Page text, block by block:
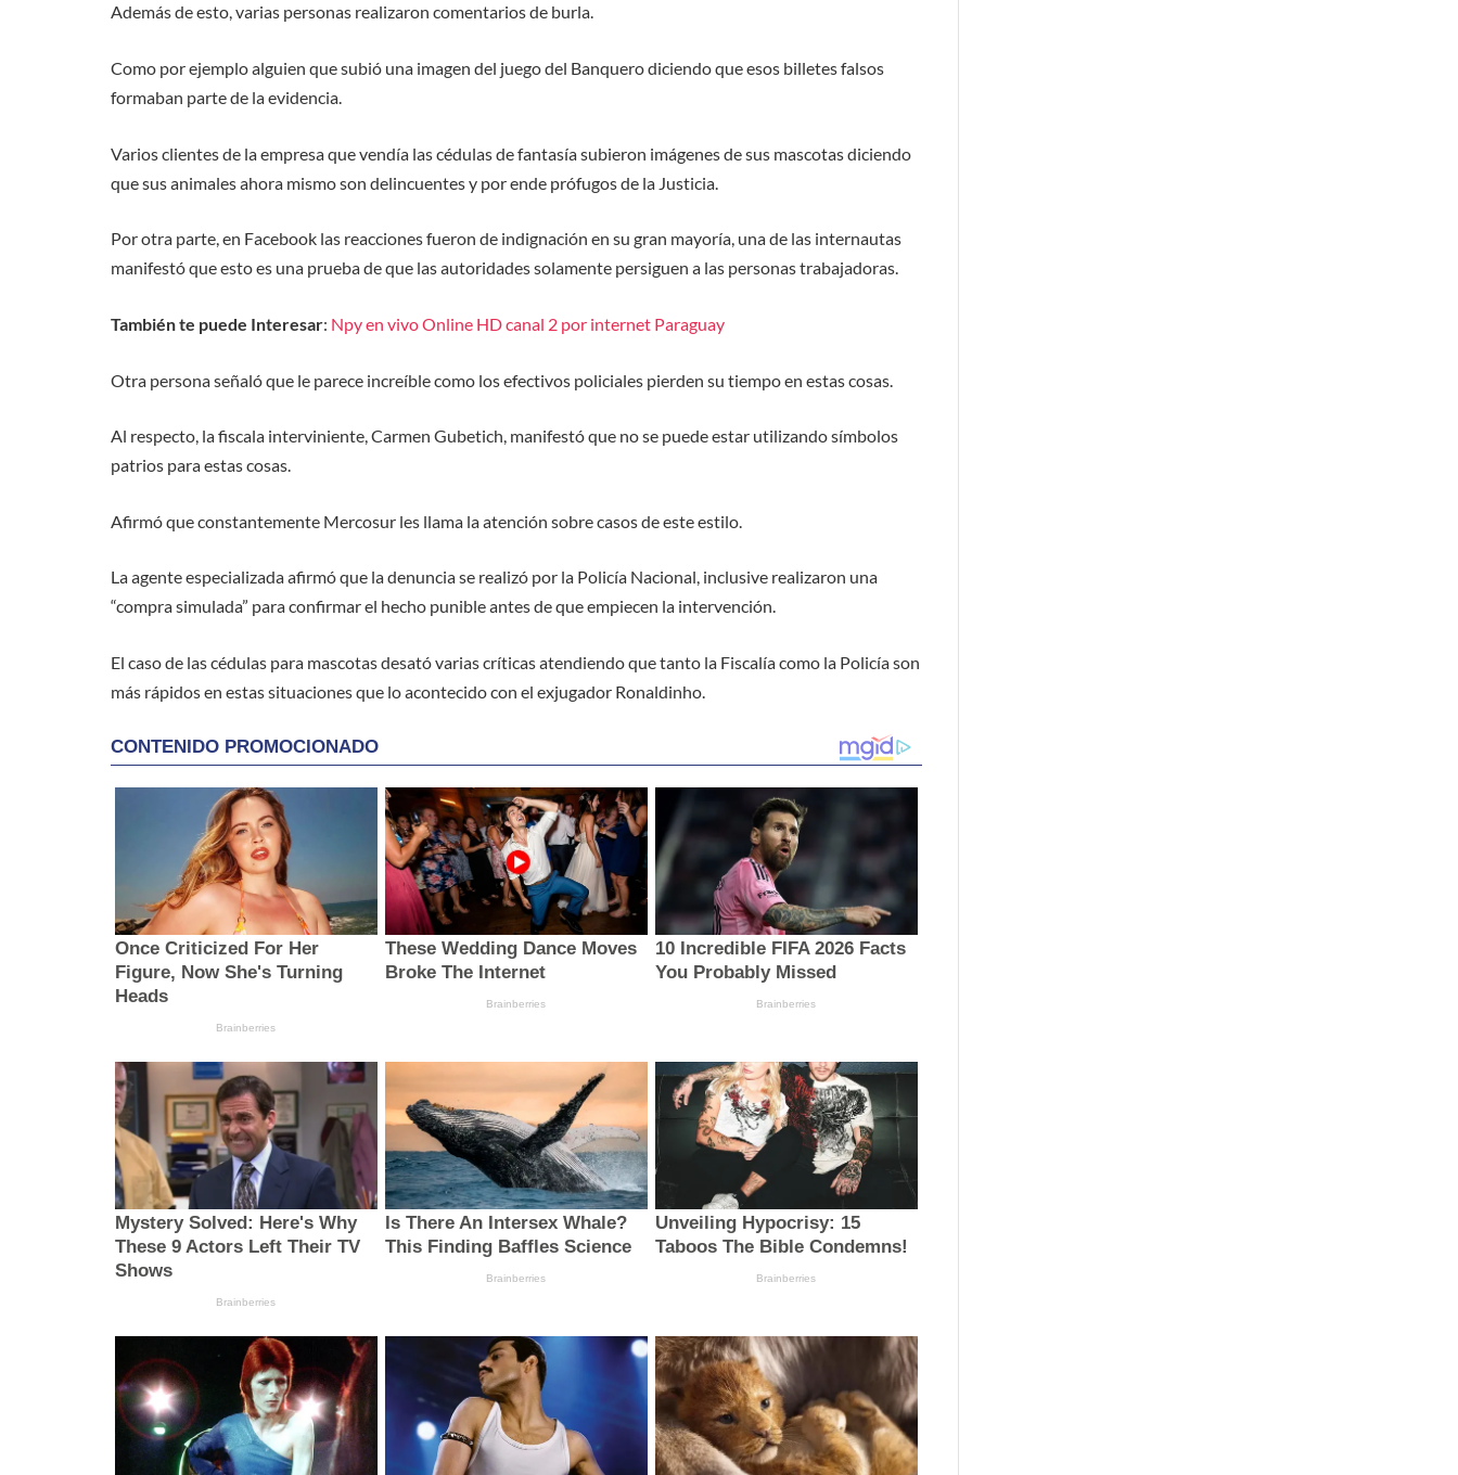
Además de esto, varias personas realizaron comentarios de burla.
Como por ejemplo alguien que subió una imagen del juego del Banquero diciendo que esos billetes falsos
formaban parte de la evidencia.
Varios clientes de la empresa que vendía las cédulas de fantasía subieron imágenes de sus mascotas diciendo
que sus animales ahora mismo son delincuentes y por ende prófugos de la Justicia.
Por otra parte, en Facebook las reacciones fueron de indignación en su gran mayoría, una de las internautas
manifestó que esto es una prueba de que las autoridades solamente persiguen a las personas trabajadoras.
También te puede Interesar: Npy en vivo Online HD canal 2 por internet Paraguay
Otra persona señaló que le parece increíble como los efectivos policiales pierden su tiempo en estas cosas.
Al respecto, la fiscala interviniente, Carmen Gubetich, manifestó que no se puede estar utilizando símbolos
patrios para estas cosas.
Afirmó que constantemente Mercosur les llama la atención sobre casos de este estilo.
La agente especializada afirmó que la denuncia se realizó por la Policía Nacional, inclusive realizaron una
“compra simulada” para confirmar el hecho punible antes de que empiecen la intervención.
El caso de las cédulas para mascotas desató varias críticas atendiendo que tanto la Fiscalía como la Policía son
más rápidos en estas situaciones que lo acontecido con el exjugador Ronaldinho.